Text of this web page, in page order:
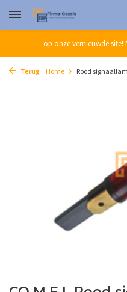
op onze vernieuwde site!
Terug Home Rood